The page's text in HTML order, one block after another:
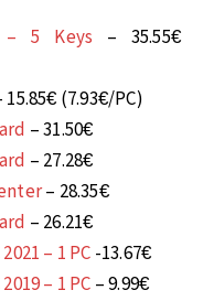
– 5 Keys – 35.55€
15.85€ (7.93€/PC)
– 31.50€
– 27.28€
– 28.35€
– 26.21€
– 1 PC -13.67€
– 1 PC – 9.99€